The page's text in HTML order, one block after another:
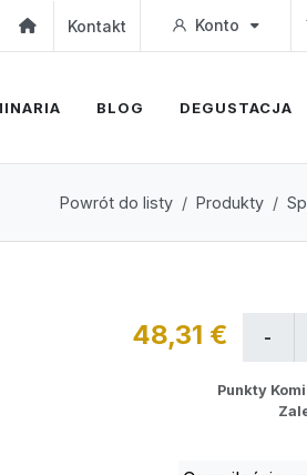
Kontakt Konto
BLOG DEGUSTACJA
Powrót do listy Produkty
48,31 €
Punkty